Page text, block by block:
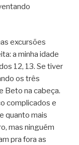
excursões
a minha idade
12, 13. Se tiver
os três
Beto na cabeça.
complicados e
quanto mais
mas ninguém
pra fora as